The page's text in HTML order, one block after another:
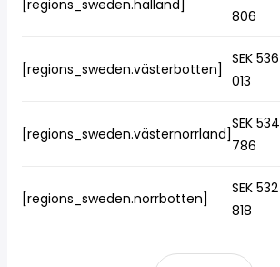
[regions_sweden.halland]
806
[regions_sweden.västerbotten]
SEK 536
013
[regions_sweden.västernorrland]
SEK 534
786
[regions_sweden.norrbotten]
SEK 532
818